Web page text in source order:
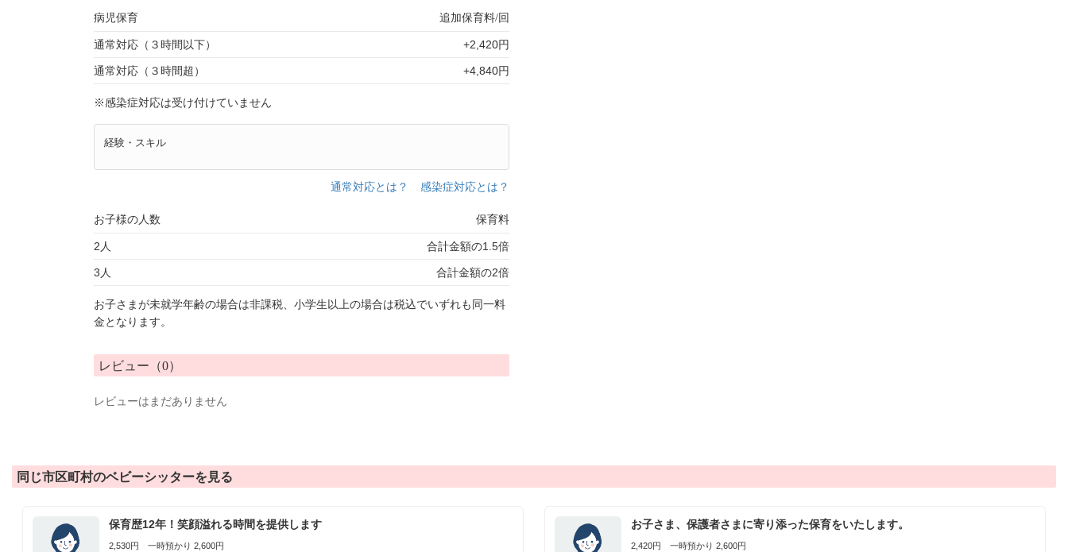
病児保育 追加保育料/回
通常対応（３時間以下） +2,420円
通常対応（３時間超） +4,840円
※感染症対応は受け付けていません
経験・スキル
通常対応とは？ 感染症対応とは？
お子様の人数 保育料
2人 合計金額の1.5倍
3人 合計金額の2倍
お子さまが未就学年齢の場合は非課税、小学生以上の場合は税込でいずれも同一料
金となります。
レビュー（0）
レビューはまだありません
同じ市区町村のベビーシッターを見る
保育歴12年！笑顔溢れる時間を提供します
2,530円 一時預かり 2,600円
お子さま、保護者さまに寄り添った保育をいたします。
2,420円 一時預かり 2,600円